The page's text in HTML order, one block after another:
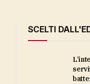
SCELTI
L’intelligenza artificiale al